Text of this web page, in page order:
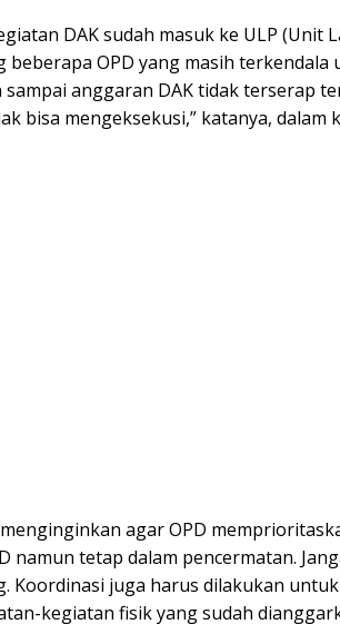
DAK sudah masuk ke ULP (Unit
beberapa OPD yang masih terkendala
anggaran DAK tidak terserap
bisa mengeksekusi,” katanya,
agar OPD
namun tetap dalam pencermatan.
Koordinasi juga harus dilakukan
kegiatan fisik yang sudah